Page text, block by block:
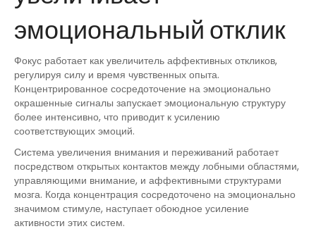
эмоциональный отклик
Фокус работает как увеличитель аффективных откликов,
регулируя силу и время чувственных опыта.
Концентрированное сосредоточение на эмоционально
окрашенные сигналы запускает эмоциональную структуру
более интенсивно, что приводит к усилению
соответствующих эмоций.
Система увеличения внимания и переживаний работает
посредством открытых контактов между лобными областями,
управляющими внимание, и аффективными структурами
мозга. Когда концентрация сосредоточено на эмоционально
значимом стимуле, наступает обоюдное усиление
активности этих систем.